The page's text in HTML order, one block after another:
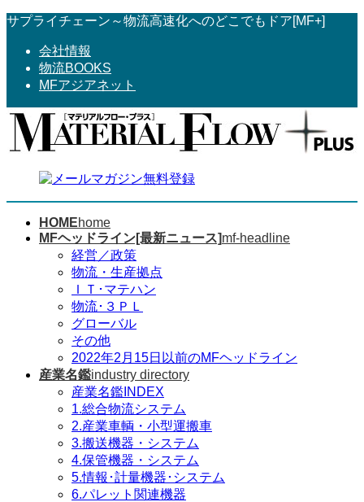
コ
へ
ス
ナ
ョ
ン
サプライチェーン～物流高速化へのどこでもドア[MF+]
会社情報
物流BOOKS
MFアジアネット
HOMEhome
MFヘッドライン[最新ニュース]mf-headline
経営／政策
物流・生産拠点
ＩＴ･マテハン
物流･３ＰＬ
グローバル
その他
2022年2月15日以前のMFヘッドライン
産業名鑑industry directory
産業名鑑INDEX
1.総合物流システム
2.産業車輌・小型運搬車
3.搬送機器・システム
4.保管機器・システム
5.情報･計量機器･システム
6.パレット関連機器